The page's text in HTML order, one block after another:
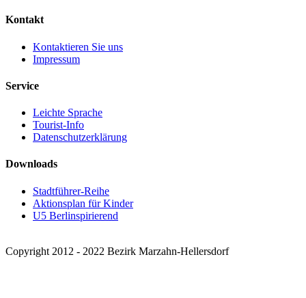
Kontakt
Kontaktieren Sie uns
Impressum
Service
Leichte Sprache
Tourist-Info
Datenschutzerklärung
Downloads
Stadtführer-Reihe
Aktionsplan für Kinder
U5 Berlinspirierend
Copyright 2012 - 2022 Bezirk Marzahn-Hellersdorf